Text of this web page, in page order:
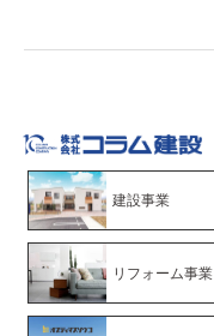
建設事業
リフォーム事業